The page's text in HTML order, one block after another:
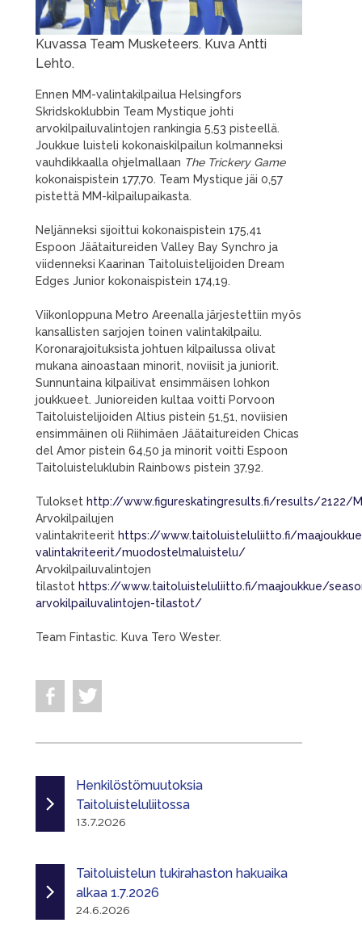
Kuvassa Team Musketeers. Kuva Antti
Lehto.
Ennen MM-valintakilpailua Helsingfors
Skridskoklubbin Team Mystique johti
arvokilpailuvalintojen rankingia 5,53 pisteellä.
Joukkue luisteli kokonaiskilpailun kolmanneksi
vauhdikkaalla ohjelmallaan The Trickery Game
kokonaispistein 177,70. Team Mystique jäi 0,57
pistettä MM-kilpailupaikasta.
Neljänneksi sijoittui kokonaispistein 175,41
Espoon Jäätaitureiden Valley Bay Synchro ja
viidenneksi Kaarinan Taitoluistelijoiden Dream
Edges Junior kokonaispistein 174,19.
Viikonloppuna Metro Areenalla järjestettiin myös
kansallisten sarjojen toinen valintakilpailu.
Koronarajoituksista johtuen kilpailussa olivat
mukana ainoastaan minorit, noviisit ja juniorit.
Sunnuntaina kilpailivat ensimmäisen lohkon
joukkueet. Junioreiden kultaa voitti Porvoon
Taitoluistelijoiden Altius pistein 51,51, noviisien
ensimmäinen oli Riihimäen Jäätaitureiden Chicas
del Amor pistein 64,50 ja minorit voitti Espoon
Taitoluisteluklubin Rainbows pistein 37,92.
Tulokset http://www.figureskatingresults.fi/results/2122/
Arvokilpailujen
valintakriteerit https://www.taitoluisteluliitto.fi/
valintakriteerit/muodostelmaluistelu/
Arvokilpailuvalintojen
tilastot https://www.taitoluisteluliitto.fi/maajoukkue/
arvokilpailuvalintojen-tilastot/
Team Fintastic. Kuva Tero Wester.
Henkilöstömuutoksia
Taitoluisteluliitossa
13.7.2026
Taitoluistelun tukirahaston hakuaika
alkaa 1.7.2026
24.6.2026